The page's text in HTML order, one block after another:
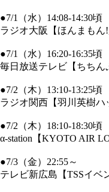
●7/1（水）14:08-14:30頃
ラジオ大阪【ほんまもん!
●7/1（水）16:20-16:35頃
毎日放送テレビ【ちちん
●7/2（木）13:10-13:25頃
ラジオ関西【羽川英樹ハ
●7/2（木）18:10-18:30頃
α-station【KYOTO AIR
●7/3（金）22:55～
テレビ新広島【TSSイベ